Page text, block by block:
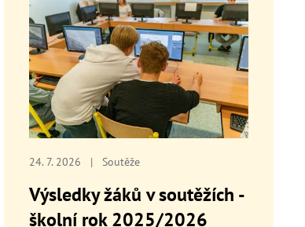
24. 7. 2026 | Soutěže
Výsledky žáků v soutěžích -
školní rok 2025/2026